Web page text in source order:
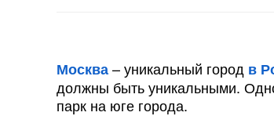
Москва– уникальный город в
должны быть уникальными.
парк на юге города.